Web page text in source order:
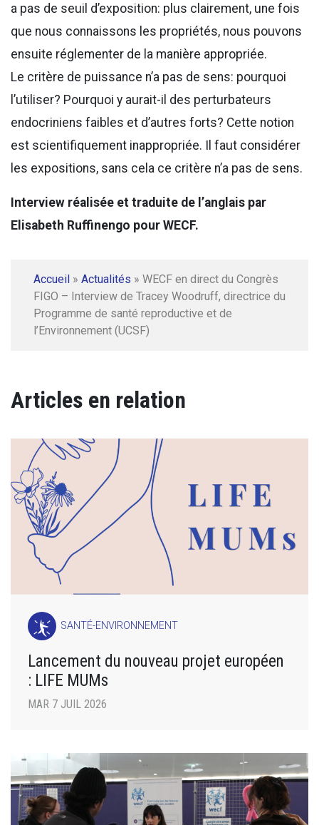
a pas de seuil d’exposition: plus clairement, une fois
que nous connaissons les propriétés, nous pouvons
ensuite réglementer de la manière appropriée.
Le critère de puissance n’a pas de sens: pourquoi
l’utiliser? Pourquoi y aurait-il des perturbateurs
endocriniens faibles et d’autres forts? Cette notion
est scientifiquement inappropriée. Il faut considérer
les expositions, sans cela ce critère n’a pas de sens.
Interview réalisée et traduite de l’anglais par
Elisabeth Ruffinengo pour WECF.
Accueil » Actualités » WECF en direct du Congrès
FIGO – Interview de Tracey Woodruff, directrice du
Programme de santé reproductive et de
l’Environnement (UCSF)
Articles en relation
SANTÉ-ENVIRONNEMENT
Lancement du nouveau projet européen
: LIFE MUMs
MAR 7 JUIL 2026